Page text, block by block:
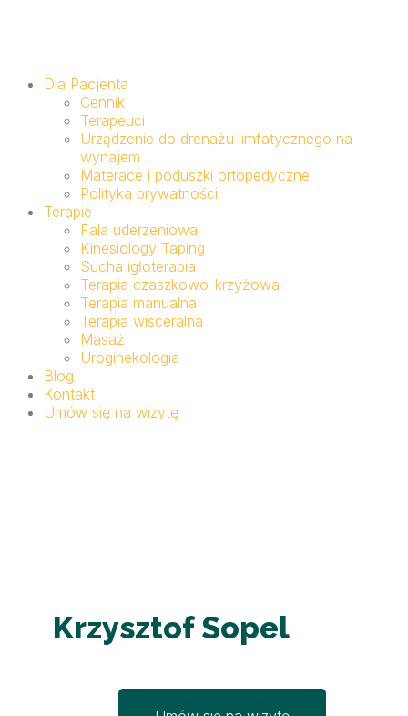
Dla Pacjenta
Cennik
Terapeuci
Urządzenie do drenażu limfatycznego na
wynajem
Materace i poduszki ortopedyczne
Polityka prywatności
Terapie
Fala uderzeniowa
Kinesiology Taping
Sucha igłoterapia
Terapia czaszkowo-krzyżowa
Terapia manualna
Terapia wisceralna
Masaż
Uroginekologia
Blog
Kontakt
Umów się na wizytę
Krzysztof Sopel